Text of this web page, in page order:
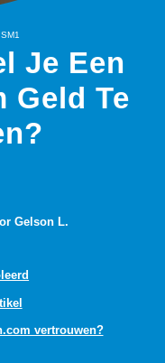
SM1
Je Een
Geld Te
Gelson L.
vertrouwen?